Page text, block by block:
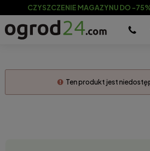
CZYSZCZENIE MAGAZYNU DO -
Ten produkt jest